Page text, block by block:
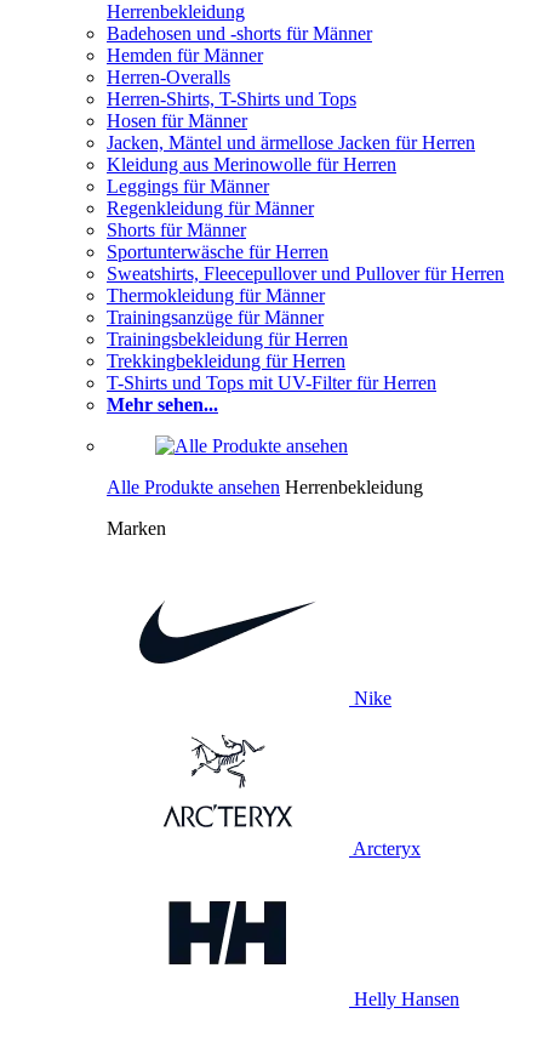
Herrenbekleidung
Badehosen und -shorts für Männer
Hemden für Männer
Herren-Overalls
Herren-Shirts, T-Shirts und Tops
Hosen für Männer
Jacken, Mäntel und ärmellose Jacken für Herren
Kleidung aus Merinowolle für Herren
Leggings für Männer
Regenkleidung für Männer
Shorts für Männer
Sportunterwäsche für Herren
Sweatshirts, Fleecepullover und Pullover für Herren
Thermokleidung für Männer
Trainingsanzüge für Männer
Trainingsbekleidung für Herren
Trekkingbekleidung für Herren
T-Shirts und Tops mit UV-Filter für Herren
Mehr sehen...
Alle Produkte ansehen Herrenbekleidung
Marken
Nike
Arcteryx
Helly Hansen